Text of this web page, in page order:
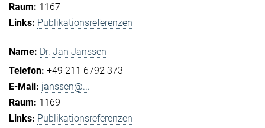
1167
Publikationsreferenzen
Dr. Jan Janssen
+49 211 6792 373
janssen@...
1169
Publikationsreferenzen